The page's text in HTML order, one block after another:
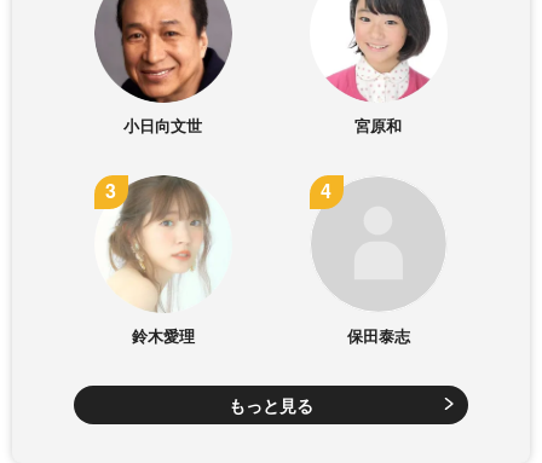
小日向文世 宮原和
鈴木愛理 保田泰志
もっと見る